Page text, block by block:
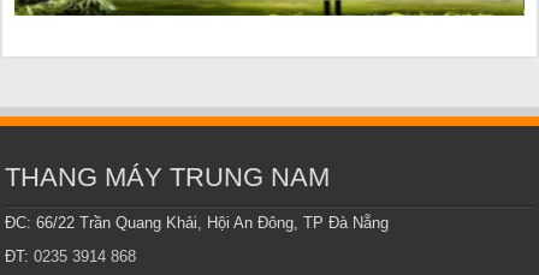
THANG MÁY TRUNG NAM
ĐC: 66/22 Trần Quang Khải, Hội An Đông, TP Đà Nẵng
ĐT:0235 3914 868